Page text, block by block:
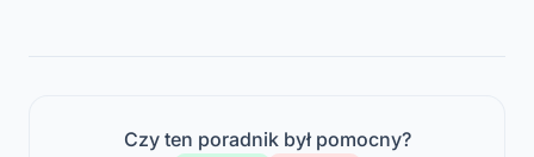
Czy ten poradnik był pomocny?